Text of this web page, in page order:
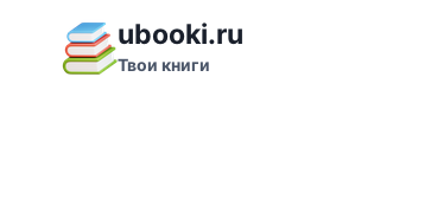
содержимому
ubooki.ru
Твои книги